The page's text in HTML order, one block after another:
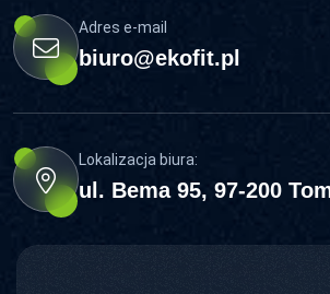
Adres e-mail
biuro@ekofit.pl
Lokalizacja biura:
ul. Bema 95, 97-200